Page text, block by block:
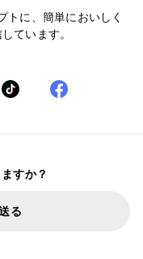
トに、簡単においしく
ています。
すか？
る